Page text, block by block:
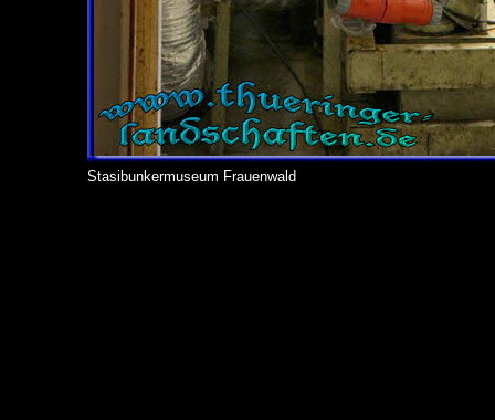
Stasibunkermuseum Frauenwald